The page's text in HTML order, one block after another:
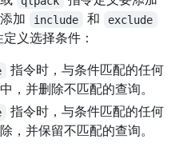
加
include 和 exclude
义选择条件：
指令时，与条件匹配的任何
，并删除不匹配的查询。
指令时，与条件匹配的任何
，并保留不匹配的查询。